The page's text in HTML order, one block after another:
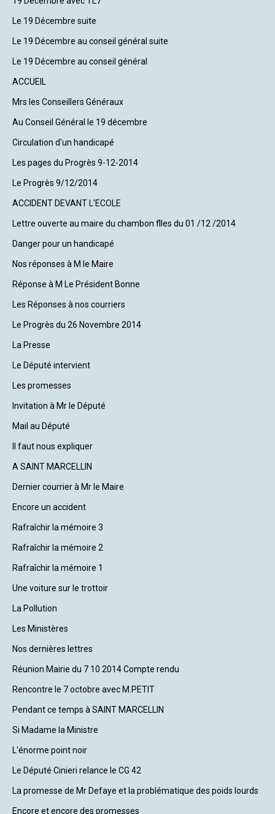
Le 19 Décembre suite
Le 19 Décembre au conseil général suite
Le 19 Décembre au conseil général
ACCUEIL
Mrs les Conseillers Généraux
Au Conseil Général le 19 décembre
Circulation d'un handicapé
Les pages du Progrès 9-12-2014
Le Progrès 9/12/2014
ACCIDENT DEVANT L'ECOLE
Lettre ouverte au maire du chambon flles du 01 /12 /2014
Danger pour un handicapé
Nos réponses à M le Maire
Réponse à M Le Président Bonne
Les Réponses à nos courriers
Le Progrès du 26 Novembre 2014
La Presse
Le Député intervient
Les promesses
Invitation à Mr le Député
Mail au Député
Il faut nous expliquer
A SAINT MARCELLIN
Dernier courrier à Mr le Maire
Encore un accident
Rafraîchir la mémoire 3
Rafraîchir la mémoire 2
Rafraîchir la mémoire 1
Une voiture sur le trottoir
La Pollution
Les Ministères
Nos dernières lettres
Réunion Mairie du 7 10 2014 Compte rendu
Rencontre le 7 octobre avec M.PETIT
Pendant ce temps à SAINT MARCELLIN
Si Madame la Ministre
L'énorme point noir
Le Député Cinieri relance le CG 42
La promesse de Mr Defaye et la problématique des poids lourds
Encore et encore des promesses